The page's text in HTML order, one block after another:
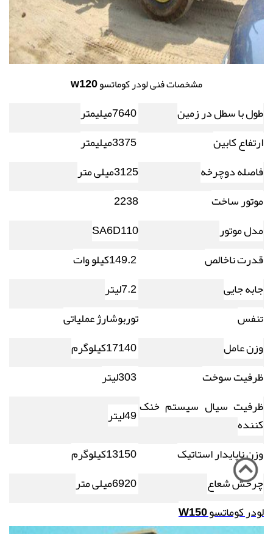
مشخصات فنی لودر کوماتسوw120
طول با سطل در زمین
7640میلیمتر
ارتفاع کابین
3375میلیمتر
فاصله دوچرخه
3125میلی متر
موتور ساخت
2238
مدل موتور
SA6D110
قدرت ناخالص
149.2کیلو وات
جابه جایی
7.2لیتر
تنفس
توربوشارژ عملیاتی
وزن عامل
17140کیلوگرم
ظرفیت سوخت
303لیتر
ظرفیت سیال سیستم خنک
کننده
49لیتر
وزن ناپایدار استاتیک
13150کیلوگرم
چرخش شعاع
6920میلی متر
لودر کوماتسوW150